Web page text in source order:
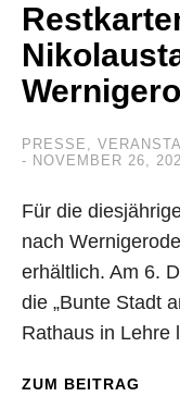
PRESSE ,
NOVEMBER 26,
Für die
nach
erhältlich. Am 6.
die „Bunte Stadt
Rathaus in
ZUM BEITRAG